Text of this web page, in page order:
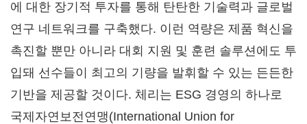
에 대한 장기적 투자를 통해 탄탄한 기술력과 글로벌
연구 네트워크를 구축했다. 이런 역량은 제품 혁신을
촉진할 뿐만 아니라 대회 지원 및 훈련 솔루션에도 투
입돼 선수들이 최고의 기량을 발휘할 수 있는 든든한
기반을 제공할 것이다. 체리는 ESG 경영의 하나로
국제자연보전연맹(International Union for